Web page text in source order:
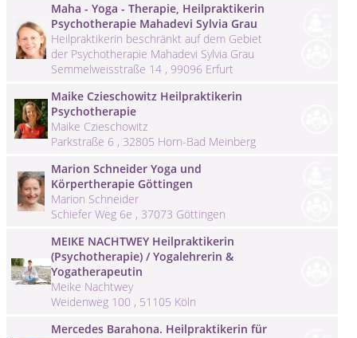
Maha - Yoga - Therapie, Heilpraktikerin
Psychotherapie Mahadevi Sylvia Grau
Heilpraktikerin beschränkt auf dem Gebiet
der Psychotherapie Mahadevi Sylvia Grau
Semmelweisstraße 14 , 99096 Erfurt
Maike Czieschowitz Heilpraktikerin
Psychotherapie
Maike Czieschowitz
Parkstraße 6 , 32805 Horn-Bad Meinberg
Marion Schneider Yoga und
Körpertherapie Göttingen
Marion Schneider
Schiefer Weg 6e , 37073 Göttingen
MEIKE NACHTWEY Heilpraktikerin
(Psychotherapie) / Yogalehrerin &
Yogatherapeutin
Meike Nachtwey
Weidenweg 100 , 51105 Köln
Mercedes Barahona. Heilpraktikerin für